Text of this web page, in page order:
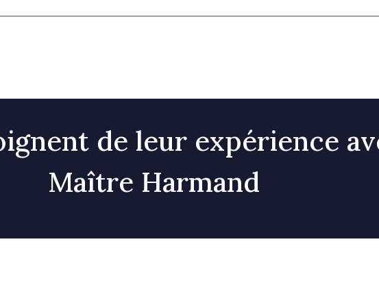
de leur expérience
Maître Harmand